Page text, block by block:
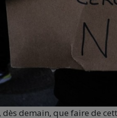
demain, que faire de